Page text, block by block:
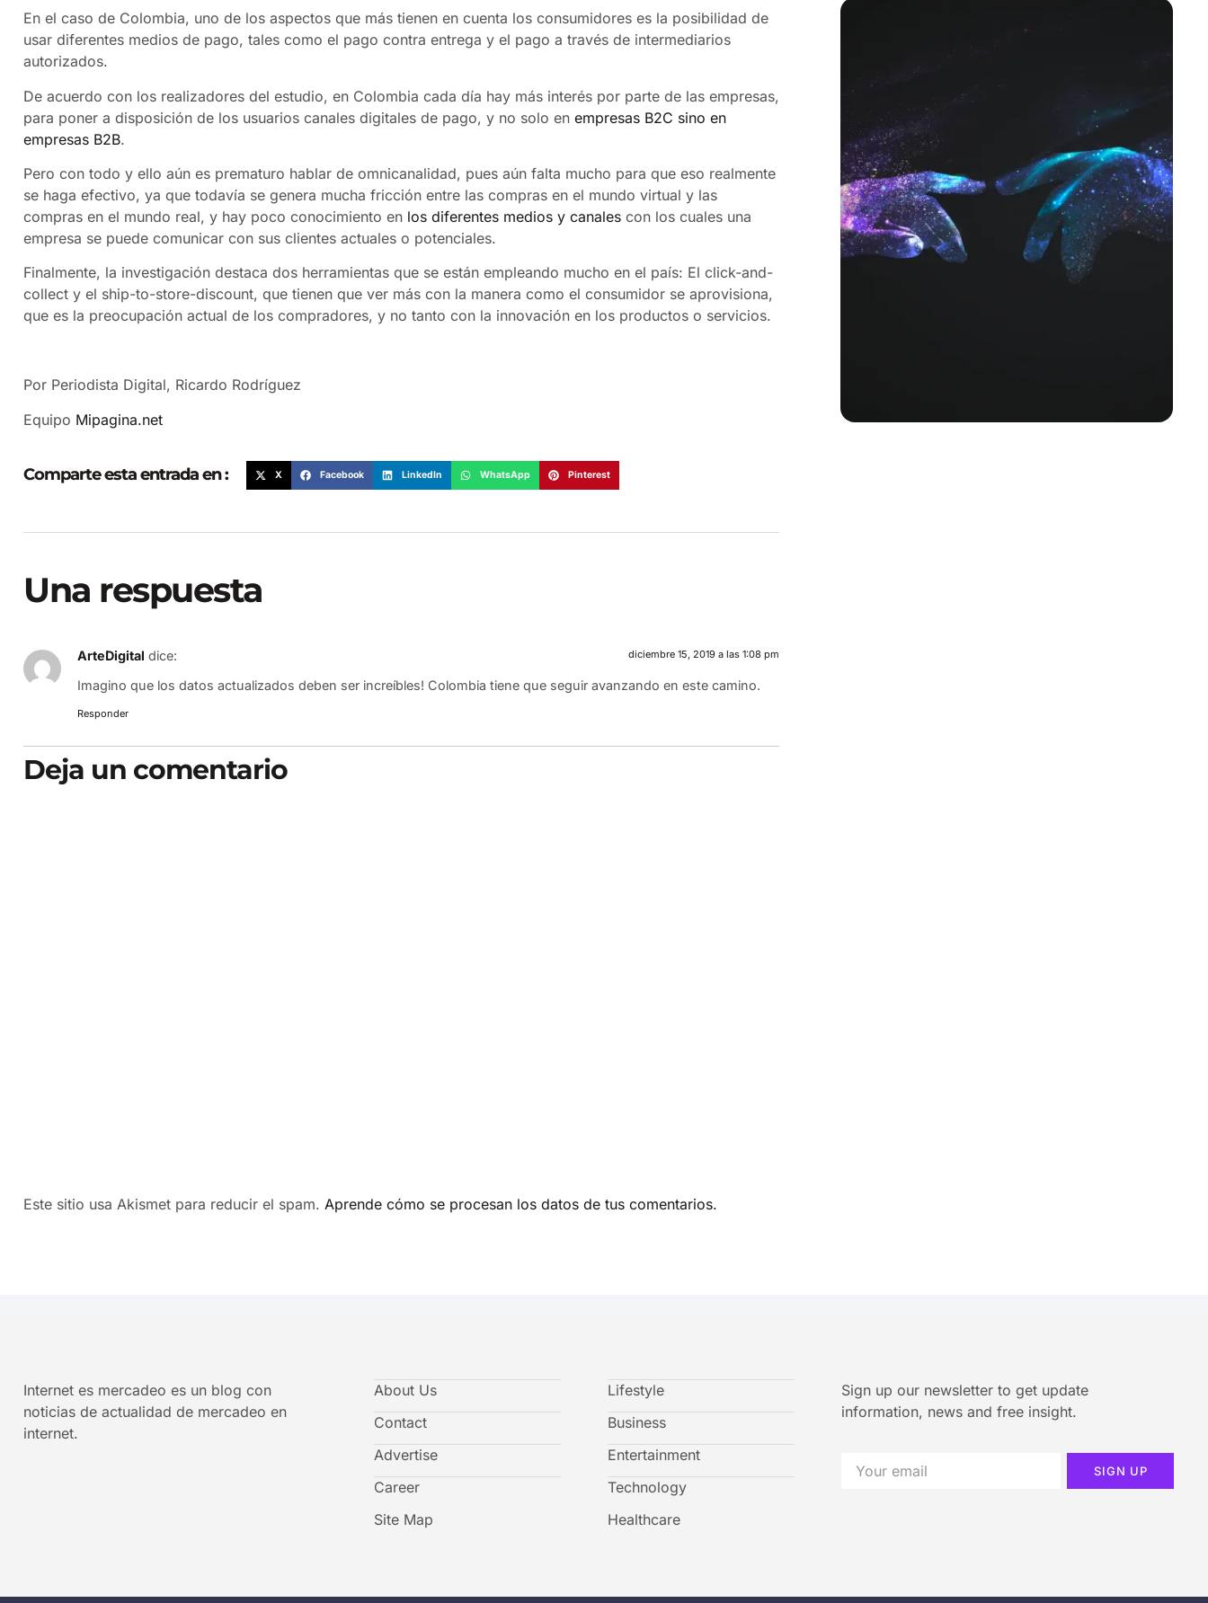
En el caso de Colombia, uno de los aspectos que más tienen en cuenta los consumidores es la posibilidad de
usar diferentes medios de pago, tales como el pago contra entrega y el pago a través de intermediarios
autorizados.
De acuerdo con los realizadores del estudio, en Colombia cada día hay más interés por parte de las empresas,
para poner a disposición de los usuarios canales digitales de pago, y no solo en empresas B2C sino en
empresas B2B.
Pero con todo y ello aún es prematuro hablar de omnicanalidad, pues aún falta mucho para que eso realmente
se haga efectivo, ya que todavía se genera mucha fricción entre las compras en el mundo virtual y las
compras en el mundo real, y hay poco conocimiento en los diferentes medios y canales con los cuales una
empresa se puede comunicar con sus clientes actuales o potenciales.
Finalmente, la investigación destaca dos herramientas que se están empleando mucho en el país: El click-and-
collect y el ship-to-store-discount, que tienen que ver más con la manera como el consumidor se aprovisiona,
que es la preocupación actual de los compradores, y no tanto con la innovación en los productos o servicios.
Por Periodista Digital, Ricardo Rodríguez
Equipo Mipagina.net
Comparte esta entrada en : X Facebook LinkedIn WhatsApp Pinterest
Una respuesta
ArteDigital dice: diciembre 15, 2019 a las 1:08 pm
Imagino que los datos actualizados deben ser increíbles! Colombia tiene que seguir avanzando en este camino.
Responder
Deja un comentario
Este sitio usa Akismet para reducir el spam. Aprende cómo se procesan los datos de tus comentarios.
Internet es mercadeo es un blog con
noticias de actualidad de mercadeo en
internet.
About Us
Contact
Advertise
Career
Site Map
Lifestyle
Business
Entertainment
Technology
Healthcare
Sign up our newsletter to get update
information, news and free insight.
SIGN UP